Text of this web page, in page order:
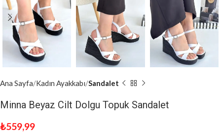
Ana Sayfa Kadın Ayakkabı Sandalet
Minna Beyaz Cilt Dolgu Topuk Sandalet
₺559,99